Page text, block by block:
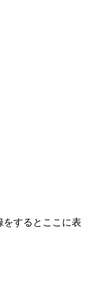
すると ここに表